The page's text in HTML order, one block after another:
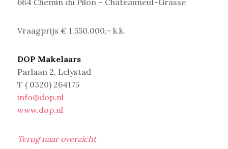
Vraagprijs € 1.550.000,- k.k.
DOP Makelaars
Parlaan 2, Lelystad
T ( 0320) 264175
info@dop.nl
www.dop.nl
Terug naar overzicht